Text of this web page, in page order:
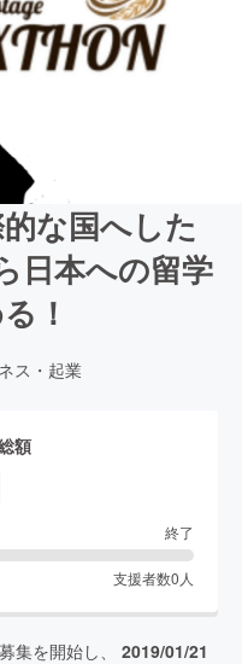
な国へした
日本への留学
！
ス・起業
額
終了
支援者数0 人
集を開始し、 2019/01/21